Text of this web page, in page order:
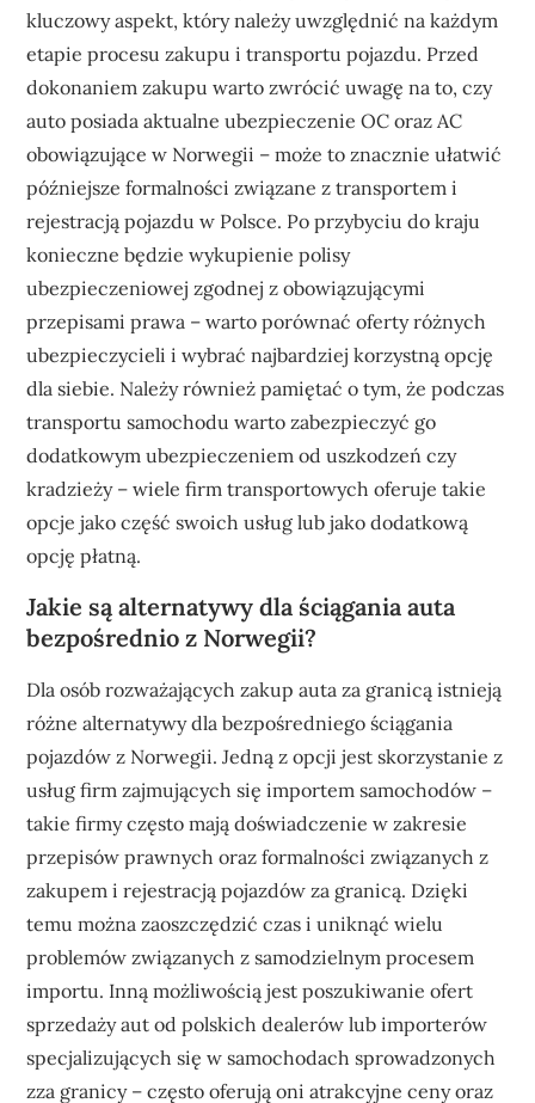
kluczowy aspekt, który należy uwzględnić na każdym
etapie procesu zakupu i transportu pojazdu. Przed
dokonaniem zakupu warto zwrócić uwagę na to, czy
auto posiada aktualne ubezpieczenie OC oraz AC
obowiązujące w Norwegii – może to znacznie ułatwić
późniejsze formalności związane z transportem i
rejestracją pojazdu w Polsce. Po przybyciu do kraju
konieczne będzie wykupienie polisy
ubezpieczeniowej zgodnej z obowiązującymi
przepisami prawa – warto porównać oferty różnych
ubezpieczycieli i wybrać najbardziej korzystną opcję
dla siebie. Należy również pamiętać o tym, że podczas
transportu samochodu warto zabezpieczyć go
dodatkowym ubezpieczeniem od uszkodzeń czy
kradzieży – wiele firm transportowych oferuje takie
opcje jako część swoich usług lub jako dodatkową
opcję płatną.
Jakie są alternatywy dla ściągania auta
bezpośrednio z Norwegii?
Dla osób rozważających zakup auta za granicą istnieją
różne alternatywy dla bezpośredniego ściągania
pojazdów z Norwegii. Jedną z opcji jest skorzystanie z
usług firm zajmujących się importem samochodów –
takie firmy często mają doświadczenie w zakresie
przepisów prawnych oraz formalności związanych z
zakupem i rejestracją pojazdów za granicą. Dzięki
temu można zaoszczędzić czas i uniknąć wielu
problemów związanych z samodzielnym procesem
importu. Inną możliwością jest poszukiwanie ofert
sprzedaży aut od polskich dealerów lub importerów
specjalizujących się w samochodach sprowadzonych
zza granicy – często oferują oni atrakcyjne ceny oraz